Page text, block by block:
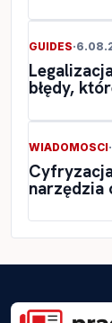
GUIDES·
błędy,
WIADOMOSCI·
narzędzia